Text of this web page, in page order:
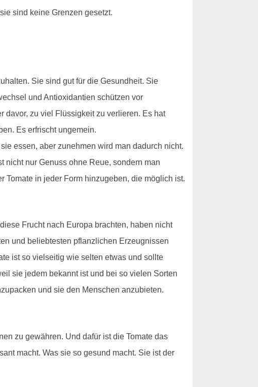
sind keine Grenzen gesetzt.
Sie sind gut für die Gesundheit. Sie
und Antioxidantien schützen vor
davor, zu viel Flüssigkeit zu verlieren. Es hat
Es erfrischt ungemein.
essen, aber zunehmen wird man dadurch nicht.
nicht nur Genuss ohne Reue, sondern man
Tomate in jeder Form hinzugeben, die möglich ist.
Frucht nach Europa brachten, haben nicht
und beliebtesten pflanzlichen Erzeugnissen
ist so vielseitig wie selten etwas und sollte
sie jedem bekannt ist und bei so vielen Sorten
und sie den Menschen anzubieten.
zu gewähren. Und dafür ist die Tomate das
macht. Was sie so gesund macht. Sie ist der